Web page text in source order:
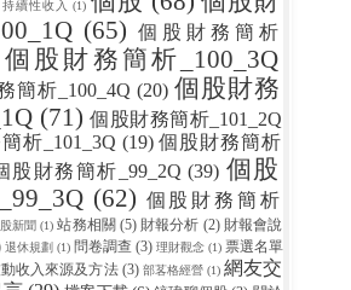
持續性收入 (1)
(65) 個股財務簡析
個股財務簡析_100_3Q
簡析_100_4Q (20) 個股財務
(71) 個股財務簡析_101_2Q
析_101_3Q (19) 個股財務簡析
股財務簡析_99_2Q (39) 個股
(62) 個股財務簡析
新聞 (1) 站務相關 (5) 財報分析 (2) 財報會說
退休規劃 (1) 問卷調查 (3) 理財觀念 (1) 票選名單
收入來源及方法 (3) 部茖格經營 (1) 網友交